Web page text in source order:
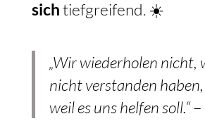
sichtiefgreifend. ☀️
„Wir wiederholen nicht,
nicht verstanden
weil es uns helfen soll.“–